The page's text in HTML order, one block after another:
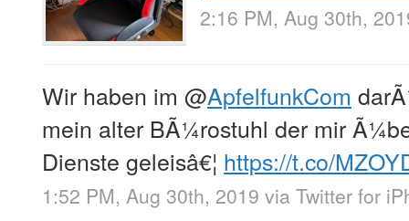
2:16 PM, Aug 30th,
Wir haben im @ApfelfunkCom
mein alter BÃ¼rostuhl der mir
Dienste geleisâ€¦ https://t.co/
1:52 PM, Aug 30th, 2019 via Twitter for